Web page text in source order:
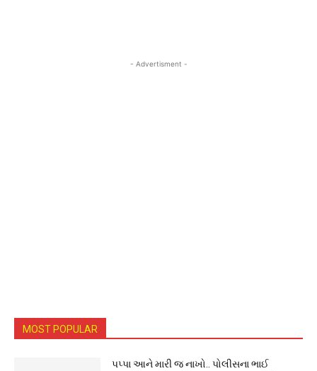
- Advertisment -
MOST POPULAR
પપ્પા આને મારી જ નાખો.. પોલીસના ભાઈ